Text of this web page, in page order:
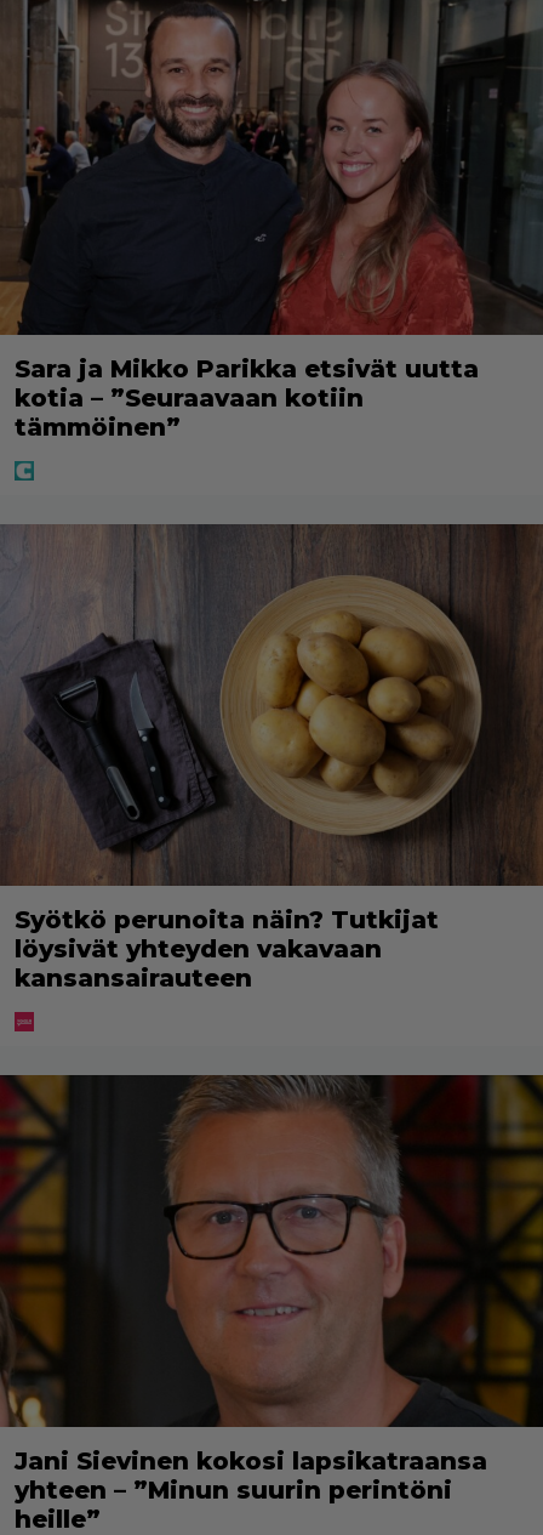
Sara ja Mikko Parikka etsivät uutta
kotia – ”Seuraavaan kotiin
tämmöinen”
Syötkö perunoita näin? Tutkijat
löysivät yhteyden vakavaan
kansansairauteen
Jani Sievinen kokosi lapsikatraansa
yhteen – ”Minun suurin perintöni
heille”